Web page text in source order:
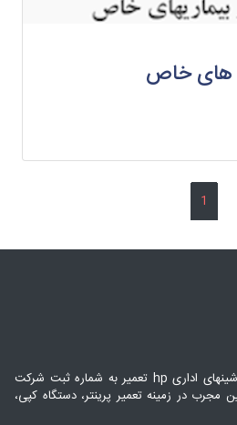
های خاص
1
مرکز فروش و خدمات و انواع ماشینهای اداری hp تعمیر به شماره ثبت شرکت
مجرب در زمینه تعمیر پرینتر، دستگاه کپی،